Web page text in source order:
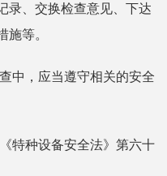
录、交换检查意见、下达
施等。
中，应当遵守相关的安全
特种设备安全法》第六十